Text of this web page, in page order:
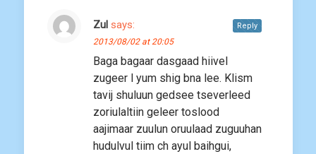
Zul says:
2013/08/02 at 20:05
Baga bagaar dasgaad hiivel
zugeer l yum shig bna lee. Klism
tavij shuluun gedsee tseverleed
zoriulaltiin geleer toslood
aajimaar zuulun oruulaad zuguuhan
hudulvul tiim ch ayul baihgui,
Reply